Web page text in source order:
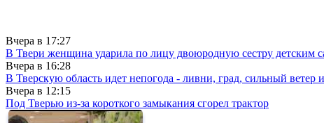
Вчера в 17:27
В Твери женщина ударила по лицу двоюродную сестру детским
Вчера в 16:28
В Тверскую область идет непогода - ливни, град, сильный ветер
Вчера в 12:15
Под Тверью из-за короткого замыкания сгорел трактор